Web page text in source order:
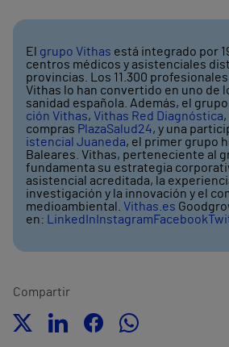
El grupo Vithas está integrado por
centros médicos y asistenciales
provincias. Los 11.300
Vithas lo han convertido en uno de
sanidad española. Además, el
ción Vithas, Vithas Red Diagnóstica
compras PlazaSalud24, y una
istencial Juaneda, el primer grupo
Baleares. Vithas, perteneciente al
fundamenta su estrategia
asistencial acreditada, la
investigación y la innovación y el
medioambiental. Vithas.es
en:
LinkedIn InstagramFacebook
Compartir